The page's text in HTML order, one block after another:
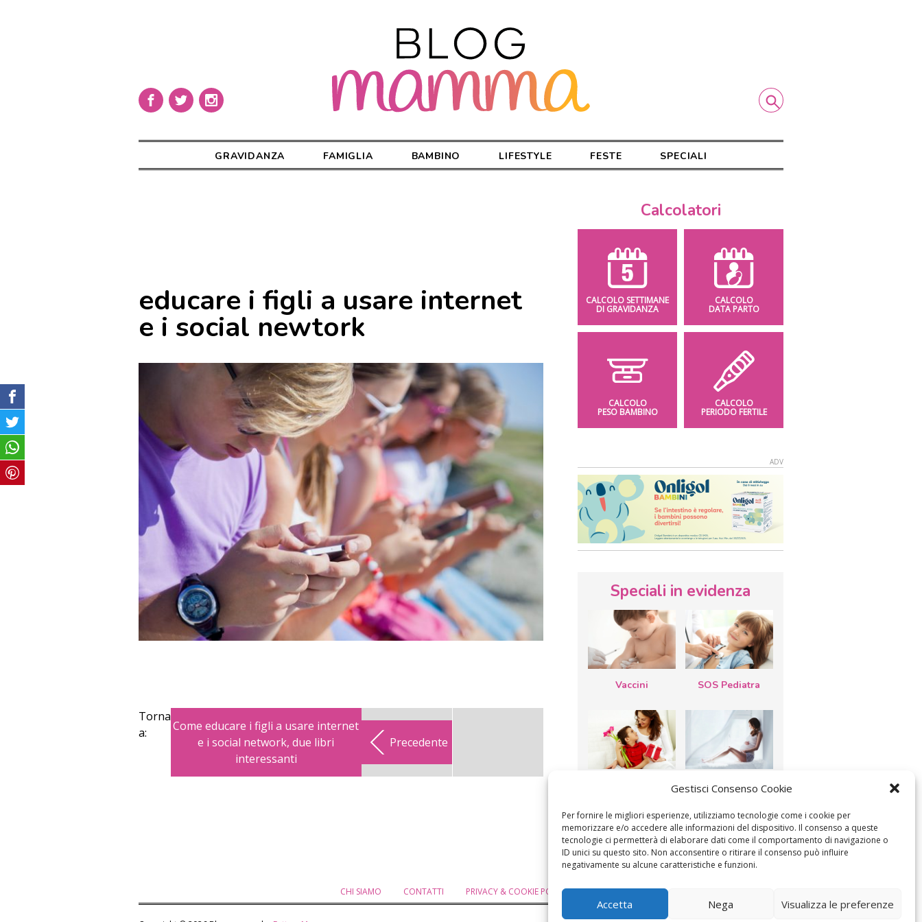
Gestisci Consenso Cookie
Per fornire le migliori esperienze, utilizziamo tecnologie come i cookie per
memorizzare e/o accedere alle informazioni del dispositivo. Il consenso a queste
tecnologie ci permetterà di elaborare dati come il comportamento di navigazione o
ID unici su questo sito. Non acconsentire o ritirare il consenso può influire
negativamente su alcune caratteristiche e funzioni.
Accetta Nega Visualizza le preferenze
GRAVIDANZA FAMIGLIA BAMBINO LIFESTYLE FESTE SPECIALI
educare i figli a usare internet
e i social newtork
Torna
a:
Come educare i figli a usare internet
e i social network, due libri
interessanti
Precedente
Calcolatori
CALCOLO SETTIMANE
DI GRAVIDANZA
CALCOLO
DATA PARTO
CALCOLO
PESO BAMBINO
CALCOLO
PERIODO FERTILE
Speciali in evidenza
Vaccini SOS Pediatra
mamma: lavoretti,
filastrocche
Le settimane di
gravidanza
CHI SIAMO CONTATTI PRIVACY & COOKIE POLICY MODIFICA IL CONSENSO